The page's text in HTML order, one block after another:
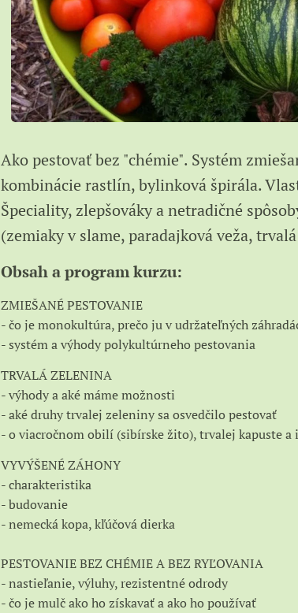
Ako pestovať bez "chémie". Systém
kombinácie rastlín, bylinková špirála.
Špeciality, zlepšováky a netradičné
(zemiaky v slame, paradajková veža,
Obsah a program kurzu:
ZMIEŠANÉ PESTOVANIE
- čo je monokultúra, prečo ju v udržateľných
- systém a výhody polykultúrneho pestovania
TRVALÁ ZELENINA
- výhody a aké máme možnosti
- aké druhy trvalej zeleniny sa osvedčilo pestovať
- o viacročnom obilí (sibírske žito), trvalej kapuste a
VYVÝŠENÉ ZÁHONY
- charakteristika
- budovanie
- nemecká kopa, kľúčová dierka
PESTOVANIE BEZ CHÉMIE A BEZ RYĽOVANIA
- nastieľanie, výluhy, rezistentné odrody
- čo je mulč ako ho získavať a ako ho používať